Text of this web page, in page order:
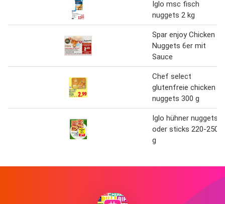
Iglo msc fisch
nuggets 2 kg
Spar enjoy Chicken
Nuggets 6er mit
Sauce
Chef select
glutenfreie chicken
nuggets 300 g
Iglo hühner nuggets
oder sticks 220-250
g